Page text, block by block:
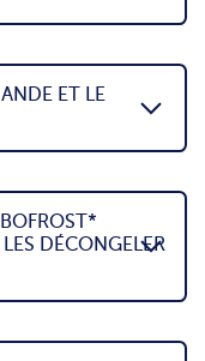
ET LE
DÉCONGELER